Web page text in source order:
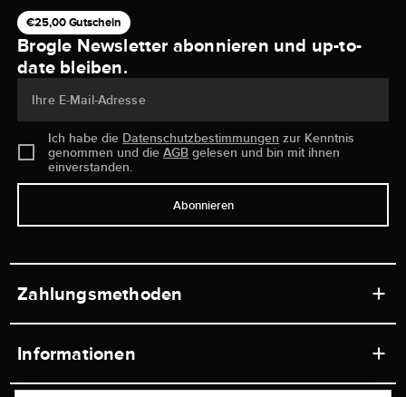
€25,00 Gutschein
Brogle Newsletter abonnieren und up-to-
date bleiben.
Ihre E-Mail-Adresse
Ich habe die Datenschutzbestimmungen zur Kenntnis
genommen und dieAGB gelesen und bin mit ihnen
einverstanden.
Abonnieren
Zahlungsmethoden
Informationen